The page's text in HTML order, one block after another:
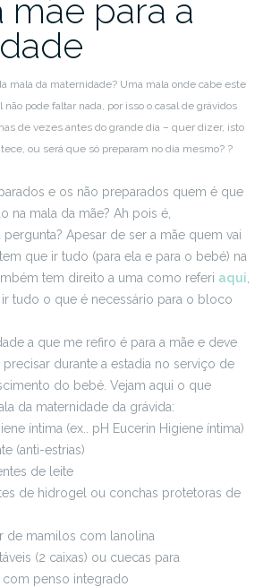
mãe para a
mala da maternidade? Uma mala onde cabe este
pode faltar nada, por isso o casal de grávidos
de vezes antes do grande dia – quer dizer, isto
ou será que só preparam no dia mesmo? ?
e os não preparados quem é que
na mala da mãe? Ah pois é,
Apesar de ser a mãe quem vai
que ir tudo (para ela e para o bebé) na
tem direito a uma como referi aqui
tudo o que é necessário para o bloco
a que me refiro é para a mãe e deve
durante a estadia no serviço de
do bebé. Vejam aqui o que
da maternidade da grávida:
íntima (ex.. pH Eucerin Higiene íntima)
(anti-estrias)
de leite
de hidrogel ou conchas protetoras de
de mamilos com lanolina
(2 caixas) ou cuecas para
com penso integrado